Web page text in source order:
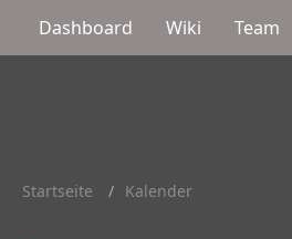
Dashboard Wiki Team
Startseite Kalender